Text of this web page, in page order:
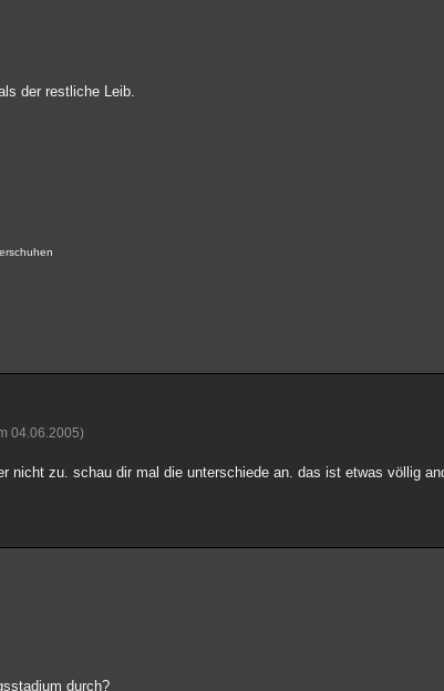
der restliche Leib.
04.06.2005)
zu. schau dir mal die unterschiede an. das ist etwas völlig
durch?